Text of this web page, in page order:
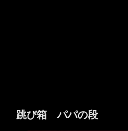
跳び箱 パパの段